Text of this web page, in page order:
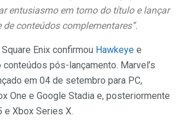
entusiasmo em torno do título e lançar
de conteúdos complementares”.
Enix confirmou Hawkeye e
conteúdos pós-lançamento. Marvel’s
em 04 de setembro para PC,
One e Google Stadia e, posteriormente
e Xbox Series X.